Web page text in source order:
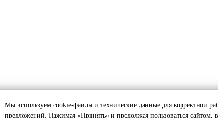
Мы используем cookie-файлы и технические данные для корректной
предложений. Нажимая «Принять» и продолжая пользоваться сайтом,